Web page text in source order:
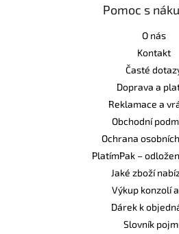
Pomoc s
O nás
Kontakt
Časté
Doprava a
Reklamace a
Obchodní
Ochrana
PlatímPak –
Jaké zboží
Výkup konzolí
Dárek k
Slovník